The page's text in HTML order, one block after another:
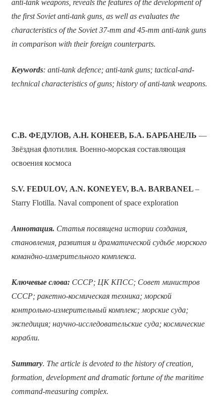
anti-tank weapons, reveals the features of the development of
the first Soviet anti-tank guns, as well as evaluates the
characteristics of the Soviet 37-mm and 45-mm anti-tank guns
in comparison with their foreign counterparts.
Keywords: anti-tank defence; anti-tank guns; tactical-and-
technical characteristics of guns; history of anti-tank weapons.
С.В. ФЕДУЛОВ, А.Н. КОНЕЕВ, Б.А. БАРБАНЕЛЬ —
Звёздная флотилия. Военно-морская составляющая
освоения космоса
S.V. FEDULOV, A.N. KONEYEV, B.A. BARBANEL –
Starry Flotilla. Naval component of space exploration
Аннотация. Статья посвящена истории создания,
становления, развития и драматической судьбе морского
командно-измерительного комплекса.
Ключевые слова:СССР; ЦК КПСС; Совет министров
СССР; ракетно-космическая техника; морской
контрольно-измерительный комплекс; морские суда;
экспедиция; научно-исследовательские суда; космические
корабли.
Summary. The article is devoted to the history of creation,
formation, development and dramatic fortune of the maritime
command-measuring complex.